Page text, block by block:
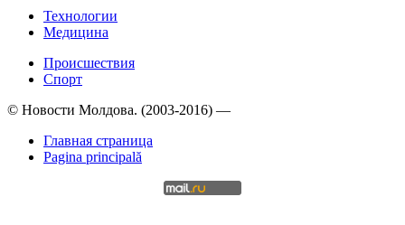
Технологии
Медицина
Происшествия
Спорт
© Новости Молдова. (2003-2016) —
Главная страница
Pagina principală